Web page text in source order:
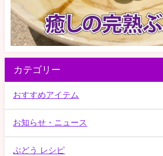
カテゴリー
おすすめアイテム
お知らせ・ニュース
ぶどう レシピ